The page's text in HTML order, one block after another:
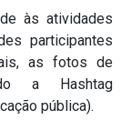
às atividades
participantes
as fotos de
a Hashtag
pública).